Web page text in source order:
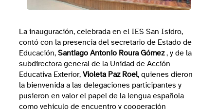
La inauguración, celebrada en el IES San Isidro,
contó con la presencia del secretario de Estado de
Educación, Santiago Antonio Roura Gómez, y de la
subdirectora general de la Unidad de Acción
Educativa Exterior, Violeta Paz Roel, quienes dieron
la bienvenida a las delegaciones participantes y
pusieron en valor el papel de la lengua española
como vehículo de encuentro y cooperación